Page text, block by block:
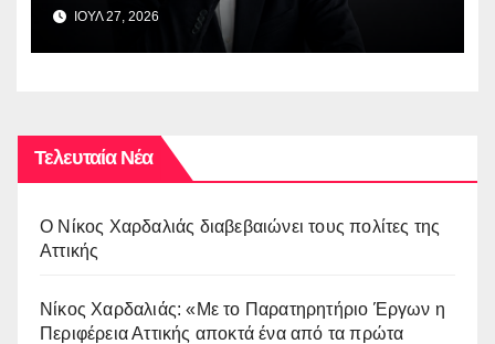
ΙΟΥΛ 27, 2026
Τελευταία Νέα
O Νίκος Χαρδαλιάς διαβεβαιώνει τους πολίτες της
Αττικής
Νίκος Χαρδαλιάς: «Με το Παρατηρητήριο Έργων η
Περιφέρεια Αττικής αποκτά ένα από τα πρώτα